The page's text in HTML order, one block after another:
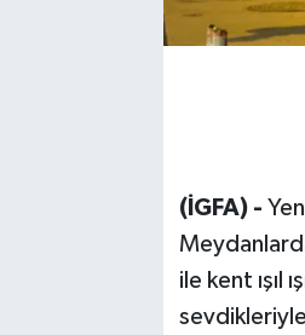
(İGFA) -
ile kent ışıl